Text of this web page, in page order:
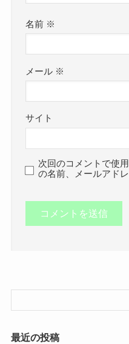
名前 ※
メール ※
サイト
次回のコメントで使
の名前、メールアド
最近の投稿